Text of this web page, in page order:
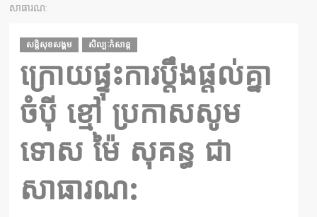
សាធារណ:
សន្តិសុខសង្គម សិល្បៈកំសាន្ត
ក្រោយផ្ទុះការប្តឹងផ្តល់គ្នា
ចំប៉ី ខ្មៅ ប្រកាសសូម
ទោស ម៉ៃ សុគន្ធ ជា
សាធារណ: